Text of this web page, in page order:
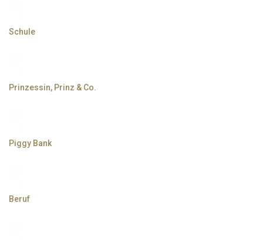
Schule
Prinzessin, Prinz & Co.
Piggy Bank
Beruf